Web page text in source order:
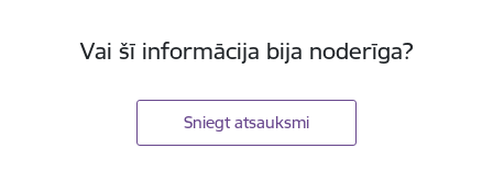
Vai šī informācija bija noderīga?
Sniegt atsauksmi